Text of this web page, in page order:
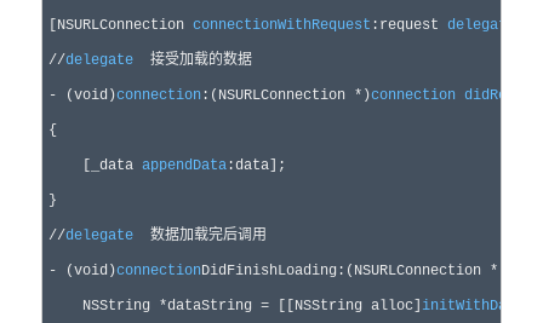
[NSURLConnection connectionWithRequest :request delegate
//delegate
  接受加载的数据
- (void )connection :(NSURLConnection *)connection
{
    [_data
appendData :data];
//delegate
  数据加载完后调用
- (void )connectionDidFinishLoading:(NSURLConnection *
    NSString
*dataString = [[NSString alloc] initWithData